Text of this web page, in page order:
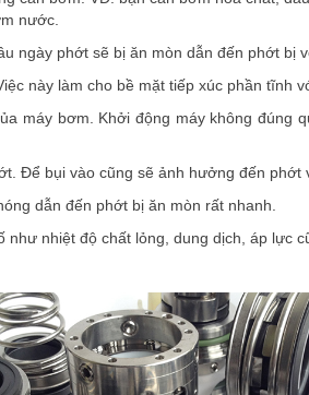
nước.
ngày phớt sẽ bị ăn mòn dẫn đến phớt bị
này làm cho bề mặt tiếp xúc phần tĩnh
máy bơm. Khởi động máy không đúng
Để bụi vào cũng sẽ ảnh hưởng đến
dẫn đến phớt bị ăn mòn rất nhanh.
nhiệt độ chất lỏng, dung dịch, áp lực